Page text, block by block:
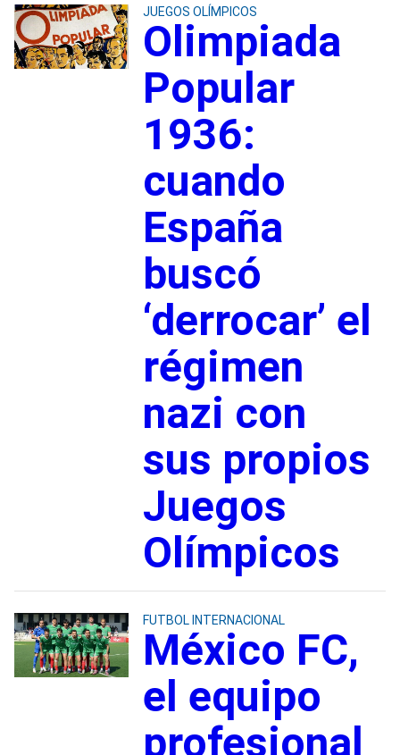
JUEGOS OLÍMPICOS
Olimpiada
Popular
1936:
cuando
España
buscó
‘derrocar’ el
régimen
nazi con
sus propios
Juegos
Olímpicos
FUTBOL INTERNACIONAL
México FC,
el equipo
profesional